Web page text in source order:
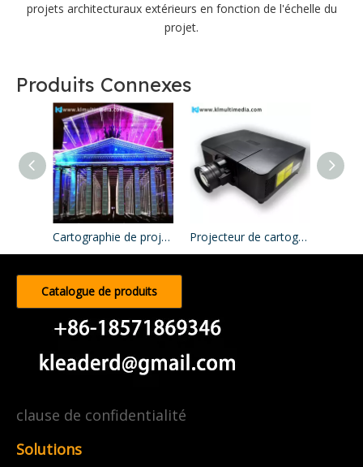
projets architecturaux extérieurs en fonction de l'échelle du
projet.
Produits Connexes
Cartographie de projection Projecteur de cartographie de projection
Catalogue de produits
clause de confidentialité
Solutions